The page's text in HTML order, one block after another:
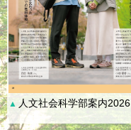
▲ 人文社会科学部案内2026